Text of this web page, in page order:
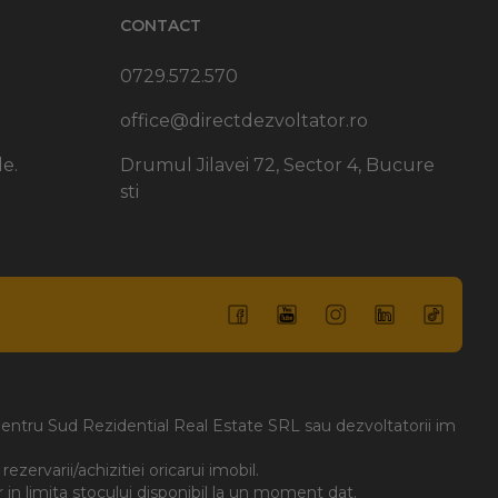
CONTACT
0729.572.570
office@directdezvoltator.ro
Drumul Jilavei 72, Sector 4, Bucure
sti
Sud Rezidential Real Estate SRL sau dezvoltatorii im
achizitiei oricarui imobil.
limita stocului disponibil la un moment dat.
Amalia